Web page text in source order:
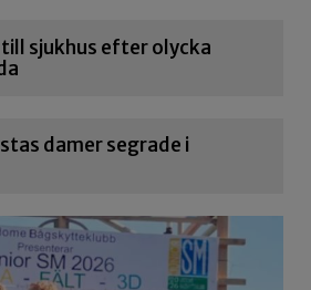
till sjukhus efter olycka
damer segrade i